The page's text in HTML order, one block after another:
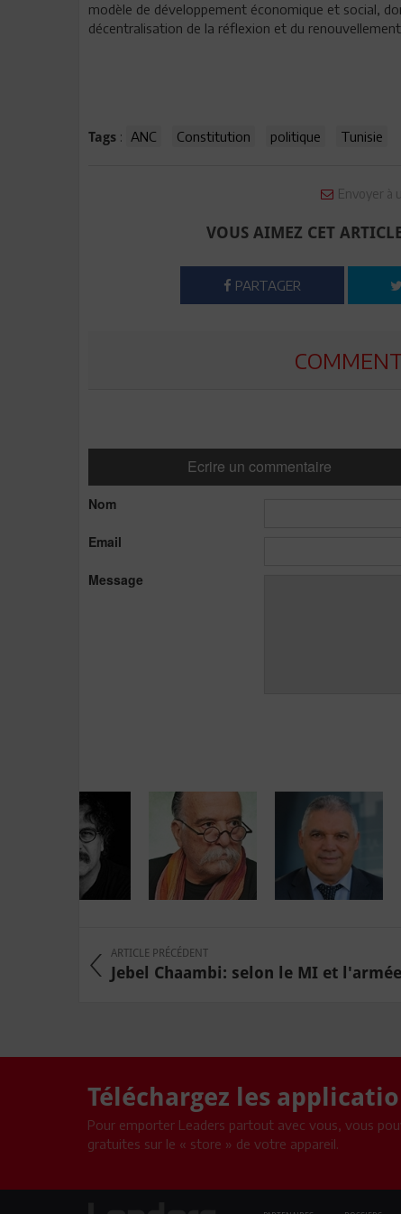
modèle de développement économique et social,
décentralisation de la réflexion et du renouvellement
Tags : ANC Constitution politique Tunisie
Envoyer à
VOUS AIMEZ CET
PARTAGER
Ecrire un commentaire
Nom
Email
Message
ARTICLE PRÉCÉDENT
Jebel Chaambi: selon le MI et
Téléchargez les
Pour emporter Leaders partout avec vous, vous
gratuites sur le « store » de votre appareil.